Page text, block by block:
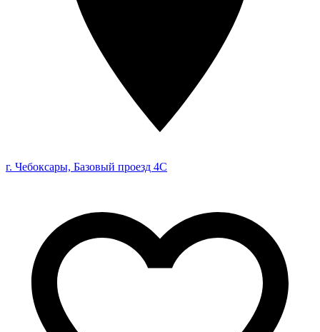
г. Чебоксары, Базовый проезд 4С